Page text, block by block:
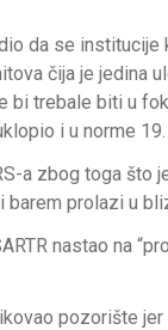
da se institucije
čija je jedina
trebale biti u
i u norme
a zbog toga što
prolazi u
nastao na
pozorište